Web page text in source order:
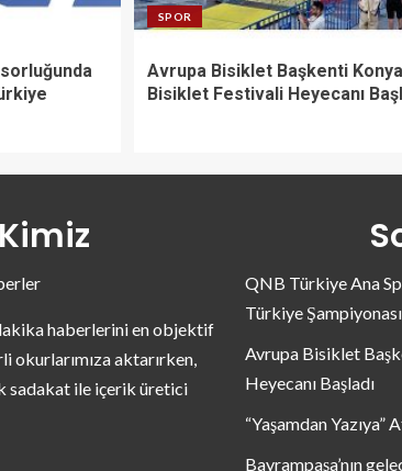
SPOR
Avrupa Bisiklet Başkenti
Bisiklet Festivali Heyecanı
haberlerini en objektif
okurlarımıza aktarırken,
sadakat ile içerik üretici
QNB Türkiye Ana
Türkiye
Avrupa Bisiklet
Heyecanı Başladı
“Yaşamdan Yazıya”
Bayrampaşa’nın